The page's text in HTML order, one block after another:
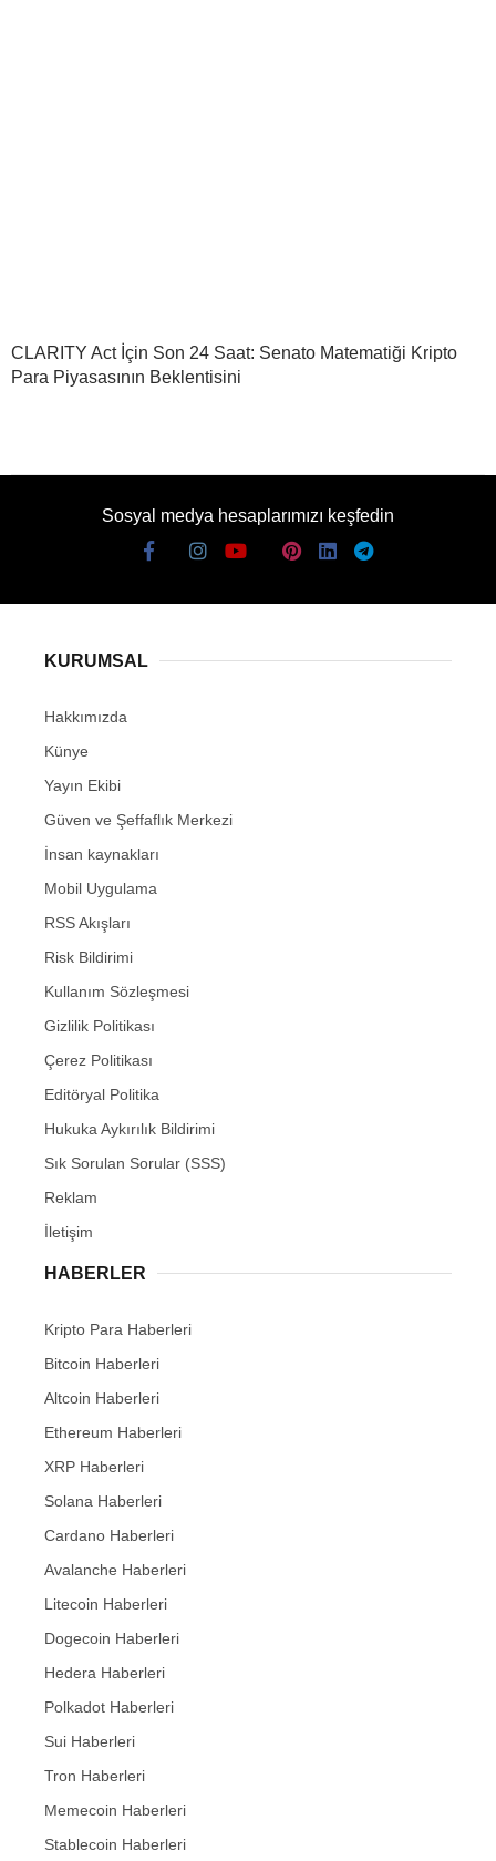
CLARITY Act İçin Son 24 Saat: Senato Matematiği Kripto
Para Piyasasının Beklentisini
Sosyal medya hesaplarımızı keşfedin
KURUMSAL
Hakkımızda
Künye
Yayın Ekibi
Güven ve Şeffaflık Merkezi
İnsan kaynakları
Mobil Uygulama
RSS Akışları
Risk Bildirimi
Kullanım Sözleşmesi
Gizlilik Politikası
Çerez Politikası
Editöryal Politika
Hukuka Aykırılık Bildirimi
Sık Sorulan Sorular (SSS)
Reklam
İletişim
HABERLER
Kripto Para Haberleri
Bitcoin Haberleri
Altcoin Haberleri
Ethereum Haberleri
XRP Haberleri
Solana Haberleri
Cardano Haberleri
Avalanche Haberleri
Litecoin Haberleri
Dogecoin Haberleri
Hedera Haberleri
Polkadot Haberleri
Sui Haberleri
Tron Haberleri
Memecoin Haberleri
Stablecoin Haberleri